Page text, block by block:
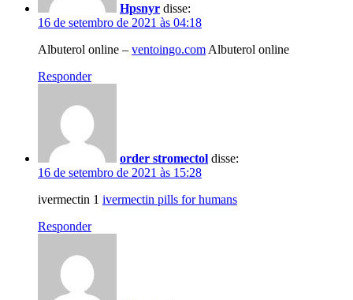
Hpsnyr disse:
16 de setembro de 2021 às 04:18
Albuterol online – ventoingo.com Albuterol online
Responder
order stromectol disse:
16 de setembro de 2021 às 15:28
ivermectin 1 ivermectin pills for humans
Responder